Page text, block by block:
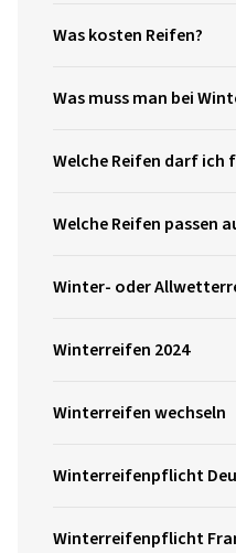
Was kosten Reifen?
Was muss man bei
Welche Reifen darf ich
Welche Reifen passen
Winter- oder
Winterreifen 2024
Winterreifen wechseln
Winterreifenpflicht
Winterreifenpflicht